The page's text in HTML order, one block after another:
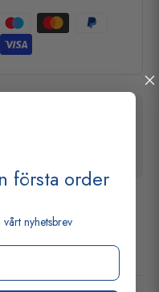
första order
nyhetsbrev